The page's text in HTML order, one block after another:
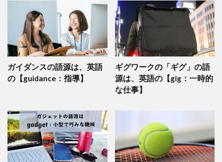
ガイダンスの語源は、英語
の【guidance：指導】
ギグワークの「ギグ」の語
源は、英語の【gig：一時的
な仕事】